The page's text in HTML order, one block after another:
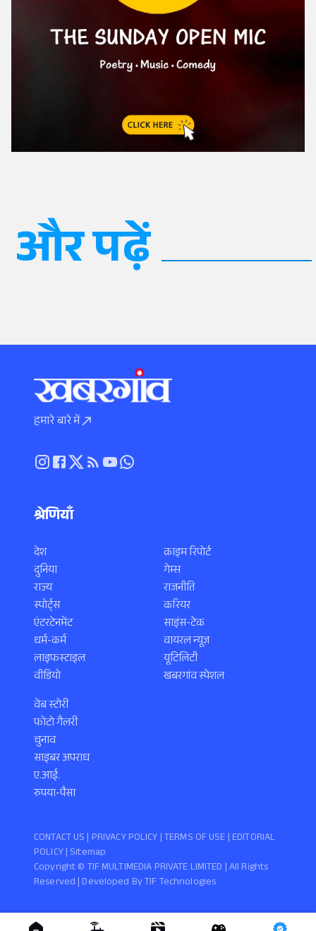
और पढ़ें
हमारे बारे में
श्रेणियाँ
देश
दुनिया
राज्य
स्पोर्ट्स
एंटरटेनमेंट
धर्म-कर्म
लाइफस्टाइल
वीडियो
क्राइम रिपोर्ट
गेम्स
राजनीति
करियर
साइंस-टेक
वायरल न्यूज़
यूटिलिटी
खबरगांव स्पेशल
वेब स्टोरी
फोटो गैलरी
चुनाव
साइबर अपराध
ए.आई.
रुपया-पैसा
Copyright ©️ TIF MULTIMEDIA PRIVATE LIMITED | All Rights
Reserved | Developed ByTIF Technologies
CONTACT US | PRIVACY POLICY |TERMS OF USE | EDITORIAL
POLICY| Sitemap